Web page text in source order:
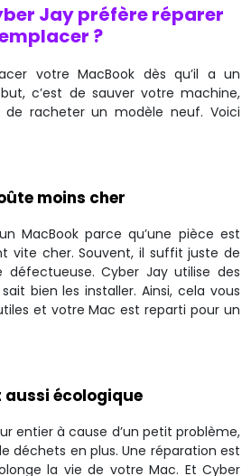
Jay préfère réparer
?
votre MacBook dès qu’il a un
c’est de sauver votre machine,
racheter un modèle neuf. Voici
moins cher
MacBook parce qu’une pièce est
vite cher. Souvent, il suffit juste de
défectueuse. Cyber Jay utilise des
bien les installer. Ainsi, cela vous
et votre Mac est reparti pour un
aussi écologique
entier à cause d’un petit problème,
déchets en plus. Une réparation est
la vie de votre Mac. Et Cyber